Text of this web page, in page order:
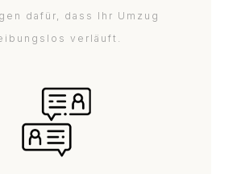
dafür, dass Ihr Umzug
verläuft.